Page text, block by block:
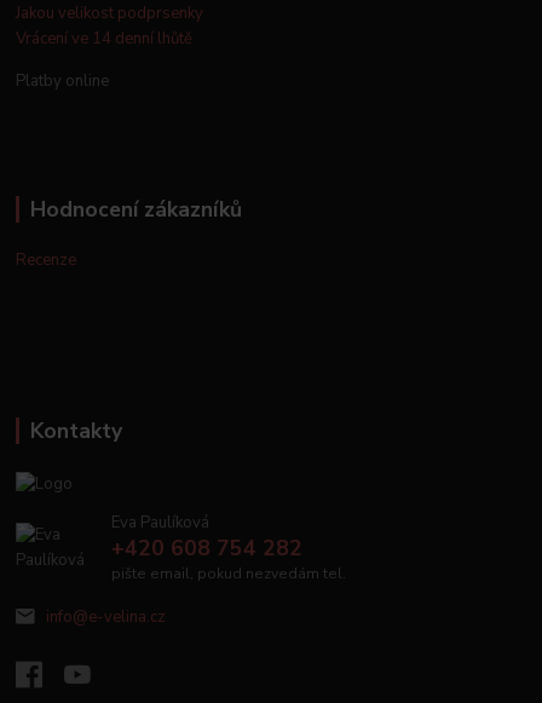
Jakou velikost podprsenky
Vrácení ve 14 denní lhůtě
Platby online
Hodnocení zákazníků
Recenze
Kontakty
Eva Paulíková
+420 608 754 282
pište email, pokud nezvedám tel.
info@e-velina.cz